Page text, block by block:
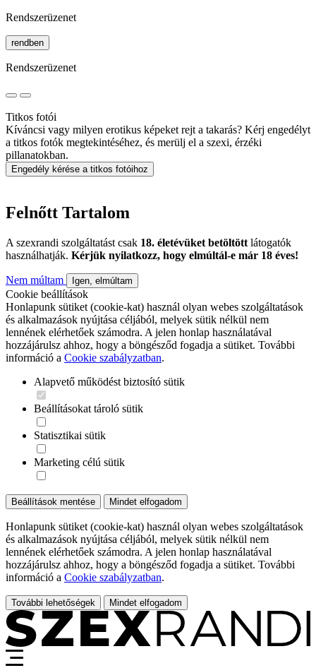
Rendszerüzenet
rendben
Rendszerüzenet
Titkos fotói
Kíváncsi vagy milyen erotikus képeket rejt a takarás? Kérj engedélyt
a titkos fotók megtekintéséhez, és merülj el a szexi, érzéki
pillanatokban.
Engedély kérése a titkos fotóihoz
Felnőtt Tartalom
A szexrandi szolgáltatást csak 18. életévüket betöltött látogatók
használhatják. Kérjük nyilatkozz, hogy elmúltál-e már 18 éves!
Nem múltam Igen, elmúltam
Cookie beállítások
Honlapunk sütiket (cookie-kat) használ olyan webes szolgáltatások
és alkalmazások nyújtása céljából, melyek sütik nélkül nem
lennének elérhetőek számodra. A jelen honlap használatával
hozzájárulsz ahhoz, hogy a böngésződ fogadja a sütiket. További
információ a Cookie szabályzatban.
Alapvető működést biztosító sütik
Beállításokat tároló sütik
Statisztikai sütik
Marketing célú sütik
Beállítások mentése Mindet elfogadom
Honlapunk sütiket (cookie-kat) használ olyan webes szolgáltatások
és alkalmazások nyújtása céljából, melyek sütik nélkül nem
lennének elérhetőek számodra. A jelen honlap használatával
hozzájárulsz ahhoz, hogy a böngésződ fogadja a sütiket. További
információ a Cookie szabályzatban.
További lehetőségek Mindet elfogadom